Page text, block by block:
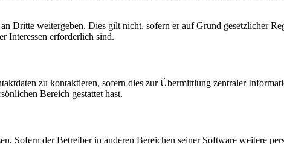
Dritte weitergeben. Dies gilt nicht, sofern er auf Grund gesetzlicher
Interessen erforderlich sind.
zu kontaktieren, sofern dies zur Übermittlung zentraler
Bereich gestattet hast.
Sofern der Betreiber in anderen Bereichen seiner Software weitere